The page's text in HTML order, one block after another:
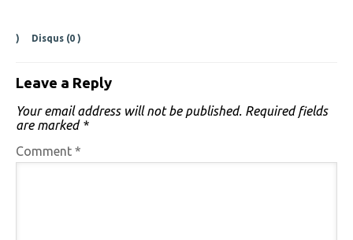
) Disqus (0 )
Leave a Reply
Your email address will not be published. Required fields
are marked *
Comment *